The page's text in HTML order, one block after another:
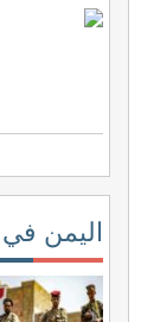
اليمن في